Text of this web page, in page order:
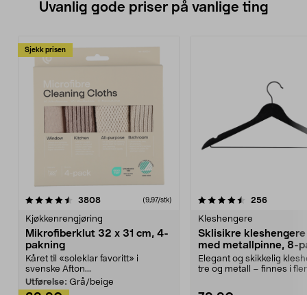
Uvanlig gode priser på vanlige ting
Sjekk prisen
3808anmeldelser(9,97/stk)
Kjøkkenrengjøring
Mikrofiberklut 32 x 31 cm, 4-
pakning
Kåret til «soleklar favoritt» i
svenske Afton...
Utførelse: Grå/beige
4.5av 5 stjerner 256
Kleshengere
Sklisikre
med metallpinne, 8-
Elegant og skikkelig
tre og metall – finnes i
4.5av 5 stjerner